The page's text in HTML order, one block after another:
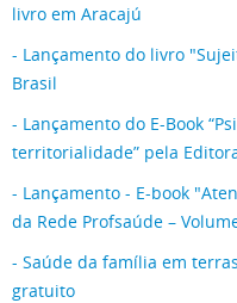
livro em Aracajú
- Lançamento do livro
Brasil
- Lançamento do E-Book
territorialidade” pela Editora
- Lançamento - E-book
da Rede Profsaúde –
- Saúde da família em
gratuito